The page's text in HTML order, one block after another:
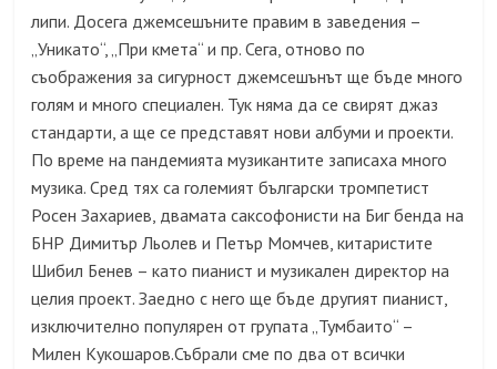
липи. Досега джемсешъните правим в заведения –
„Уникато“, „При кмета“ и пр. Сега, отново по
съображения за сигурност джемсешънът ще бъде много
голям и много специален. Тук няма да се свирят джаз
стандарти, а ще се представят нови албуми и проекти.
По време на пандемията музикантите записаха много
музика. Сред тях са големият български тромпетист
Росен Захариев, двамата саксофонисти на Биг бенда на
БНР Димитър Льолев и Петър Момчев, китаристите
Шибил Бенев – като пианист и музикален директор на
целия проект. Заедно с него ще бъде другият пианист,
изключително популярен от групата „Тумбаито“ –
Милен Кукошаров.Събрали сме по два от всички